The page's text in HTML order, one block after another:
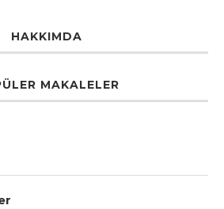
HAKKIMDA
MAKALELER